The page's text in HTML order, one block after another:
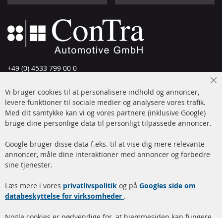
+49 (0) 4533 799 00 0
info@contra-automotive.de
www.contra-automotive.de
Facebook
Instagram
Hurtige links
Dieselpartikelfilter (DPF)
rengøring
Katalysator (KAT)
Kundeservice
Betalingsmetoder
Kontakt
Vi bruger cookies til at personalisere indhold og annoncer,
levere funktioner til sociale medier og analysere vores trafik.
Med dit samtykke kan vi og vores partnere (inklusive Google)
bruge dine personlige data til personligt tilpassede annoncer.
Google bruger disse data f.eks. til at vise dig mere relevante
annoncer, måle dine interaktioner med annoncer og forbedre
sine tjenester.
Læs mere i vores privatlivspolitik og på Googles side om
databeskyttelse for virksomheder .